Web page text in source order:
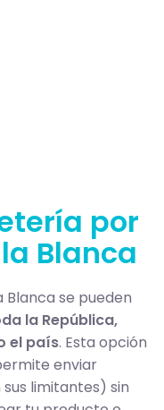
por
Blanca
Blanca se pueden
la República,
el país. Esta opción
enviar
limitantes) sin